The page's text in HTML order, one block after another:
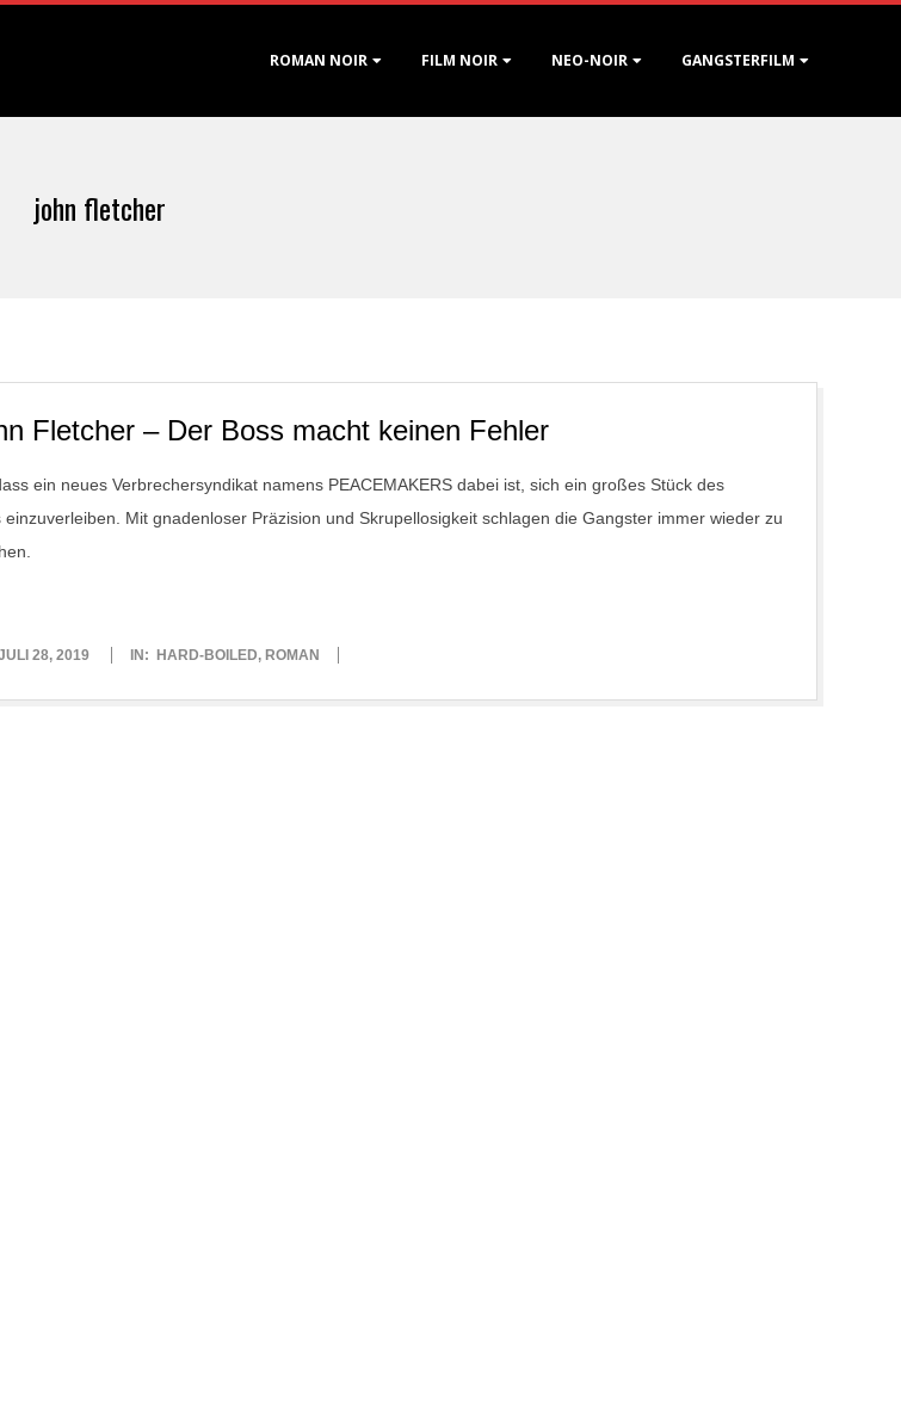
ROMAN NOIR FILM NOIR NEO-NOIR GANGSTERFILM
john fletcher
Fletcher – Der Boss macht keinen Fehler
ein neues Verbrechersyndikat namens PEACEMAKERS dabei ist, sich ein großes Stück des
Mit gnadenloser Präzision und Skrupellosigkeit schlagen die Gangster immer wieder zu
28, 2019 IN: HARD-BOILED, ROMAN